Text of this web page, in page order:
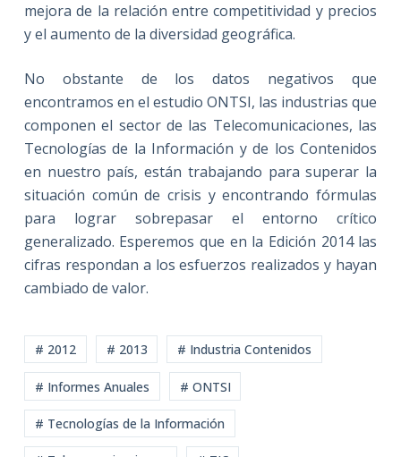
mejora de la relación entre competitividad y precios
y el aumento de la diversidad geográfica.
No obstante de los datos negativos que
encontramos en el estudio ONTSI, las industrias que
componen el sector de las Telecomunicaciones, las
Tecnologías de la Información y de los Contenidos
en nuestro país, están trabajando para superar la
situación común de crisis y encontrando fórmulas
para lograr sobrepasar el entorno crítico
generalizado. Esperemos que en la Edición 2014 las
cifras respondan a los esfuerzos realizados y hayan
cambiado de valor.
# 2012 # 2013 # Industria Contenidos
# Informes Anuales # ONTSI
# Tecnologías de la Información